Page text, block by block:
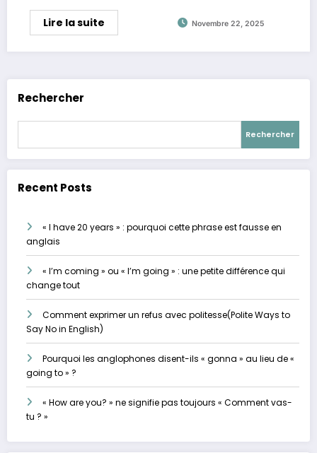
Lire la suite Novembre 22, 2025
Rechercher
Rechercher
Recent Posts
« I have 20 years » : pourquoi cette phrase est fausse en
anglais
« I’m coming » ou « I’m going » : une petite différence qui
change tout
Comment exprimer un refus avec politesse(Polite Ways to
Say No in English)
Pourquoi les anglophones disent-ils « gonna » au lieu de «
going to » ?
« How are you? » ne signifie pas toujours « Comment vas-
tu ? »